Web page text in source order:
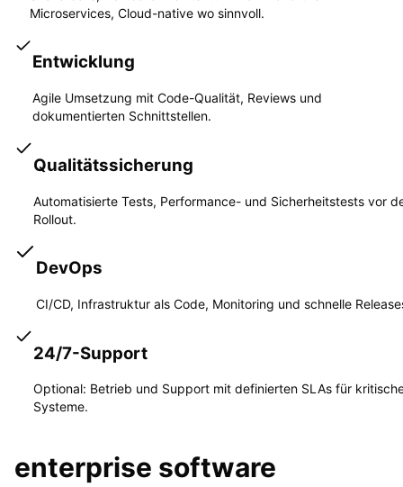
Microservices, Cloud-native wo sinnvoll.
Entwicklung
Agile Umsetzung mit Code-Qualität, Reviews und
dokumentierten Schnittstellen.
Qualitätssicherung
Automatisierte Tests, Performance- und Sicherheitstests vor
Rollout.
DevOps
CI/CD, Infrastruktur als Code, Monitoring und schnelle
24/7-Support
Optional: Betrieb und Support mit definierten SLAs für
Systeme.
enterprise software